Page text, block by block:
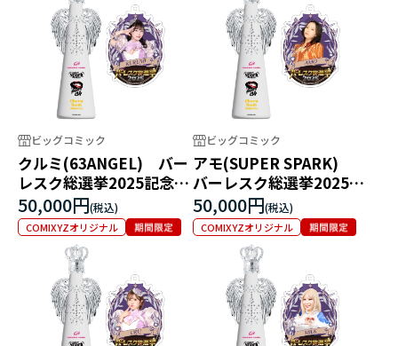
ビッグコミック
クルミ(63ANGEL) バー
レスク総選挙2025記念フ
ィリコボトル
50,000円
COMIXYZオリジナル
ビッグコミック
アモ(SUPER SPARK)
バーレスク総選挙2025記
念フィリコボトル
50,000円
COMIXYZオリジナル